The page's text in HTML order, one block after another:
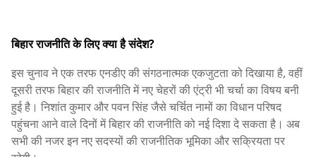
बिहार राजनीति के लिए क्या है संदेश?
इस चुनाव ने एक तरफ एनडीए की संगठनात्मक एकजुटता को दिखाया है, वहीं
दूसरी तरफ बिहार की राजनीति में नए चेहरों की एंट्री भी चर्चा का विषय बनी
हुई है। निशांत कुमार और पवन सिंह जैसे चर्चित नामों का विधान परिषद
पहुंचना आने वाले दिनों में बिहार की राजनीति को नई दिशा दे सकता है। अब
सभी की नजर इन नए सदस्यों की राजनीतिक भूमिका और सक्रियता पर